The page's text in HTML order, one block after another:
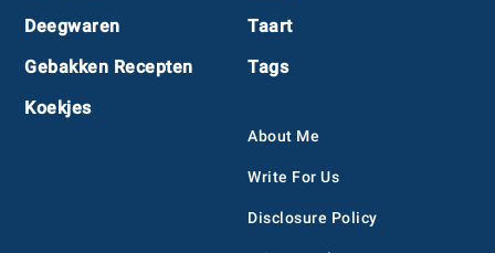
Deegwaren
Gebakken Recepten
Koekjes
Taart
Tags
About Me
Write For Us
Disclosure Policy